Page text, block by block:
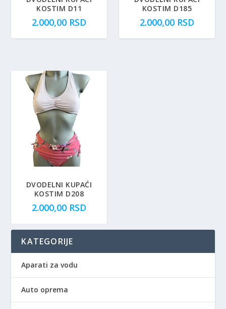
KOSTIM D11
2.000,00 RSD
KOSTIM D185
2.000,00 RSD
DVODELNI KUPAĆI
KOSTIM D208
2.000,00 RSD
KATEGORIJE
Aparati za vodu
Auto oprema